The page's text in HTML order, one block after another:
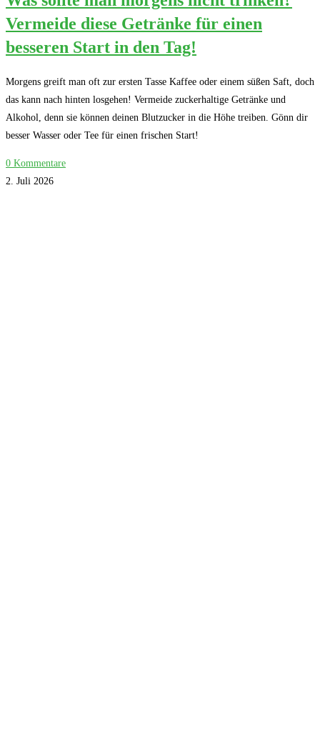
Vermeide diese Getränke für einen
besseren Start in den Tag!
Morgens greift man oft zur ersten Tasse Kaffee oder einem süßen Saft, doch
das kann nach hinten losgehen! Vermeide zuckerhaltige Getränke und
Alkohol, denn sie können deinen Blutzucker in die Höhe treiben. Gönn dir
besser Wasser oder Tee für einen frischen Start!
0 Kommentare
2. Juli 2026